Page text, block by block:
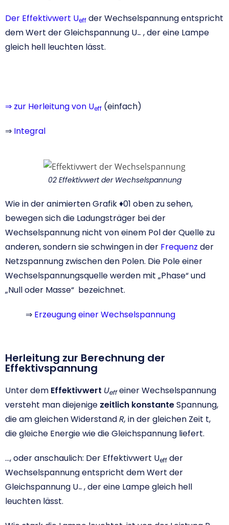
Der Effektivwert Ueff der Wechselspannung entspricht
dem Wert der Gleichspannung U– , der eine Lampe
gleich hell leuchten lässt.
⇒ zur Herleitung von Ueff (einfach)
⇒ Integral
02 Effektivwert der Wechselspannung
Wie in der animierten Grafik ♦01 oben zu sehen,
bewegen sich die Ladungsträger bei der
Wechselspannung nicht von einem Pol der Quelle zu
anderen, sondern sie schwingen in der Frequenz der
Netzspannung zwischen den Polen. Die Pole einer
Wechselspannungsquelle werden mit „Phase“ und
„Null oder Masse“ bezeichnet.
⇒ Erzeugung einer Wechselspannung
Herleitung zur Berechnung der
Effektivspannung
Unter dem Effektivwert Ueffeiner Wechselspannung
versteht man diejenige zeitlich konstanteSpannung,
die am gleichen WiderstandR, in der gleichen Zeit t,
die gleiche Energie wie die Gleichspannung liefert.
…, oder anschaulich: Der Effektivwert Ueff der
Wechselspannung entspricht dem Wert der
Gleichspannung U–, der eine Lampe gleich hell
leuchten lässt.